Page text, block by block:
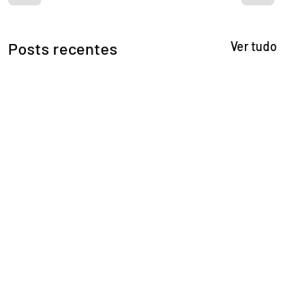
Posts recentes Ver tudo